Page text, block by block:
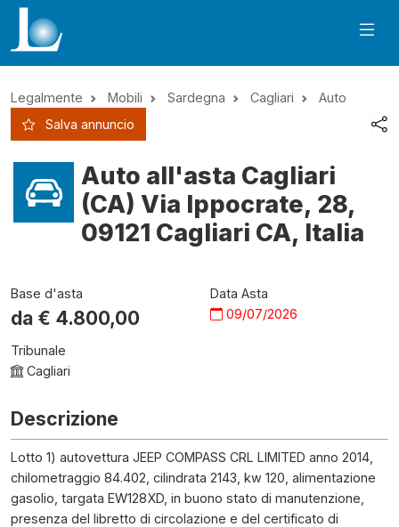
Legalmente Mobili Sardegna Cagliari
Auto
Salva annuncio
Auto all'asta Cagliari
(CA) Via Ippocrate, 28,
09121 Cagliari CA, Italia
Base d'asta
da € 4.800,00
Data Asta
09/07/2026
Tribunale
Cagliari
Descrizione
Lotto 1) autovettura JEEP COMPASS CRL LIMITED anno 2014,
chilometraggio 84.402, cilindrata 2143, kw 120, alimentazione
gasolio, targata EW128XD, in buono stato di manutenzione,
presenza del libretto di circolazione e del certificato di